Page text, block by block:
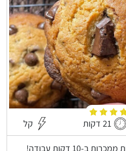
21 דקות קל
עוגיות שוקולד צ'יפס חלביות ממכרות ב-10 דקות עבודה!